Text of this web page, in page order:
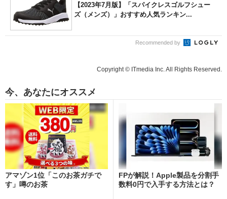
【2023年7月版】「スパイクレスゴルフシュー
ズ（メンズ）」おすすめ人気ランキン...
Recommended by
Copyright © ITmedia Inc. All Rights Reserved.
今、あなたにオススメ
アマゾン1位「このお茶ガチで
す」噂のお茶
FPが解説！Apple製品を分割手
数料0円で入手する方法とは？